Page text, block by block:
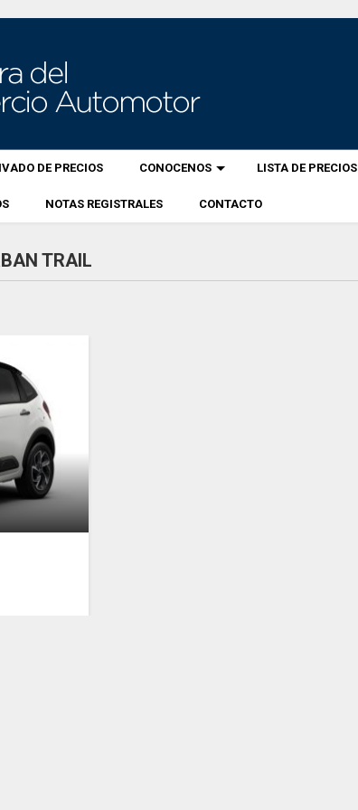
DE PRECIOS CONOCENOS LISTA DE PRECIOS
NOTAS REGISTRALES CONTACTO
TRAIL